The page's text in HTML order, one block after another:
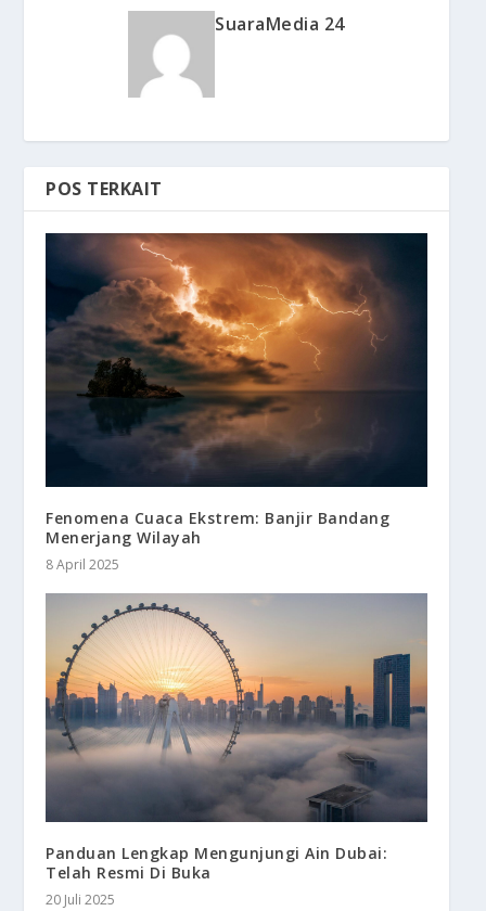
SuaraMedia 24
POS TERKAIT
Fenomena Cuaca Ekstrem: Banjir Bandang
Menerjang Wilayah
8 April 2025
Panduan Lengkap Mengunjungi Ain Dubai:
Telah Resmi Di Buka
20 Juli 2025